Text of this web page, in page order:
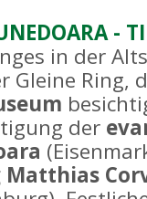
-
in der
Gleine Ring,
der
Matthias